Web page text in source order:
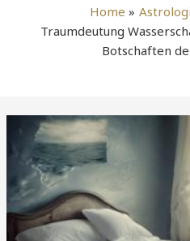
Home
Traumdeutung
Botschaften